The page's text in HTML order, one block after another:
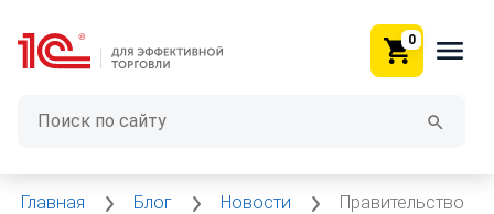
0
Главная Блог Новости
Правительство